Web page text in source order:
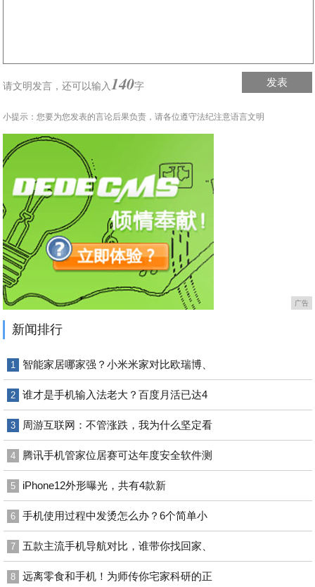
请文明发言，还可以输入 140字 发表
小提示：您要为您发表的言论后果负责，请各位遵守法纪注意语言文明
广告
新闻排行
1 智能家居哪家强？小米米家对比欧瑞博、
2 谁才是手机输入法老大？百度月活已达4
3 周游互联网：不管涨跌，我为什么坚定看
4 腾讯手机管家位居赛可达年度安全软件测
5 iPhone12外形曝光，共有4款新
6 手机使用过程中发烫怎么办？6个简单小
7 五款主流手机导航对比，谁带你找回家、
8 远离零食和手机！为师传你宅家科研的正